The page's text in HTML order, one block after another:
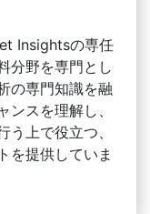
Insightsの専任
分野を専門とし
の専門知識を融
スを理解し、
上で役立つ、
を提供していま